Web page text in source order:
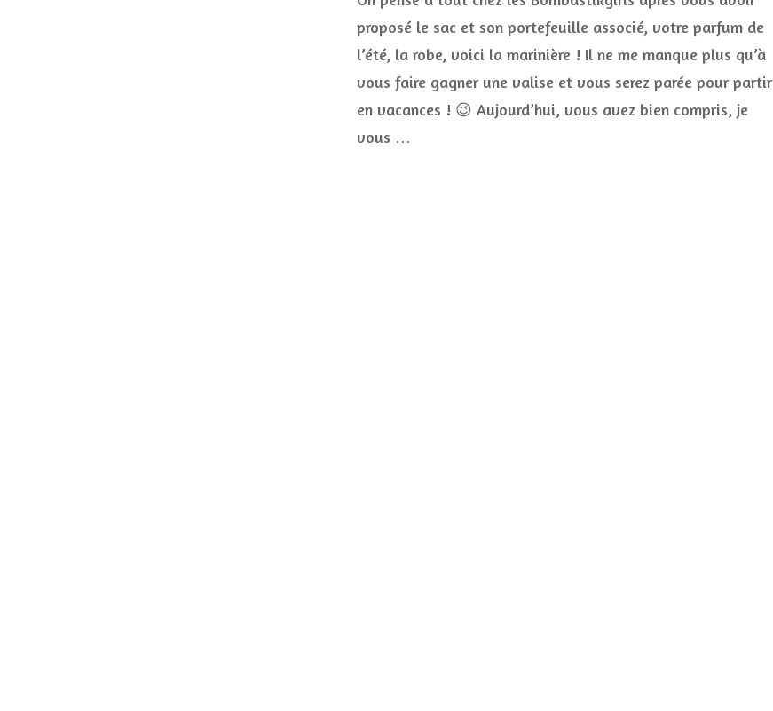
Le
Phare
la
Baleine
(terminé)
proposé le sac et son portefeuille associé, votre parfum de
l’été, la robe, voici la marinière ! Il ne me manque plus qu’à
vous faire gagner une valise et vous serez parée pour partir
en vacances ! 😉 Aujourd’hui, vous avez bien compris, je
vous …